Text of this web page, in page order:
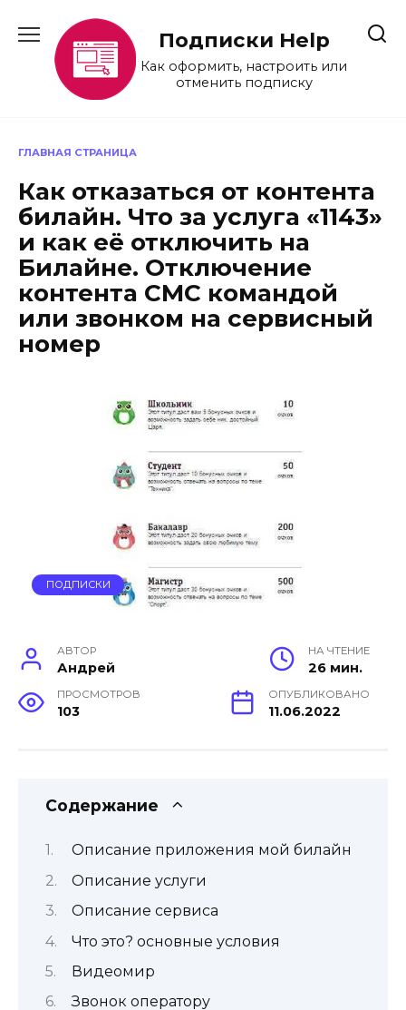
содержанию
Подписки Help
Как оформить, настроить или
отменить подписку
ГЛАВНАЯ СТРАНИЦА
Как отказаться от контента
билайн. Что за услуга «1143»
и как её отключить на
Билайне. Отключение
контента СМС командой
или звонком на сервисный
номер
ПОДПИСКИ
АВТОР
Андрей
НА ЧТЕНИЕ
26 мин.
ПРОСМОТРОВ
103
ОПУБЛИКОВАНО
11.06.2022
Содержание
Описание приложения мой билайн
Описание услуги
Описание сервиса
Что это? основные условия
Видеомир
Звонок оператору